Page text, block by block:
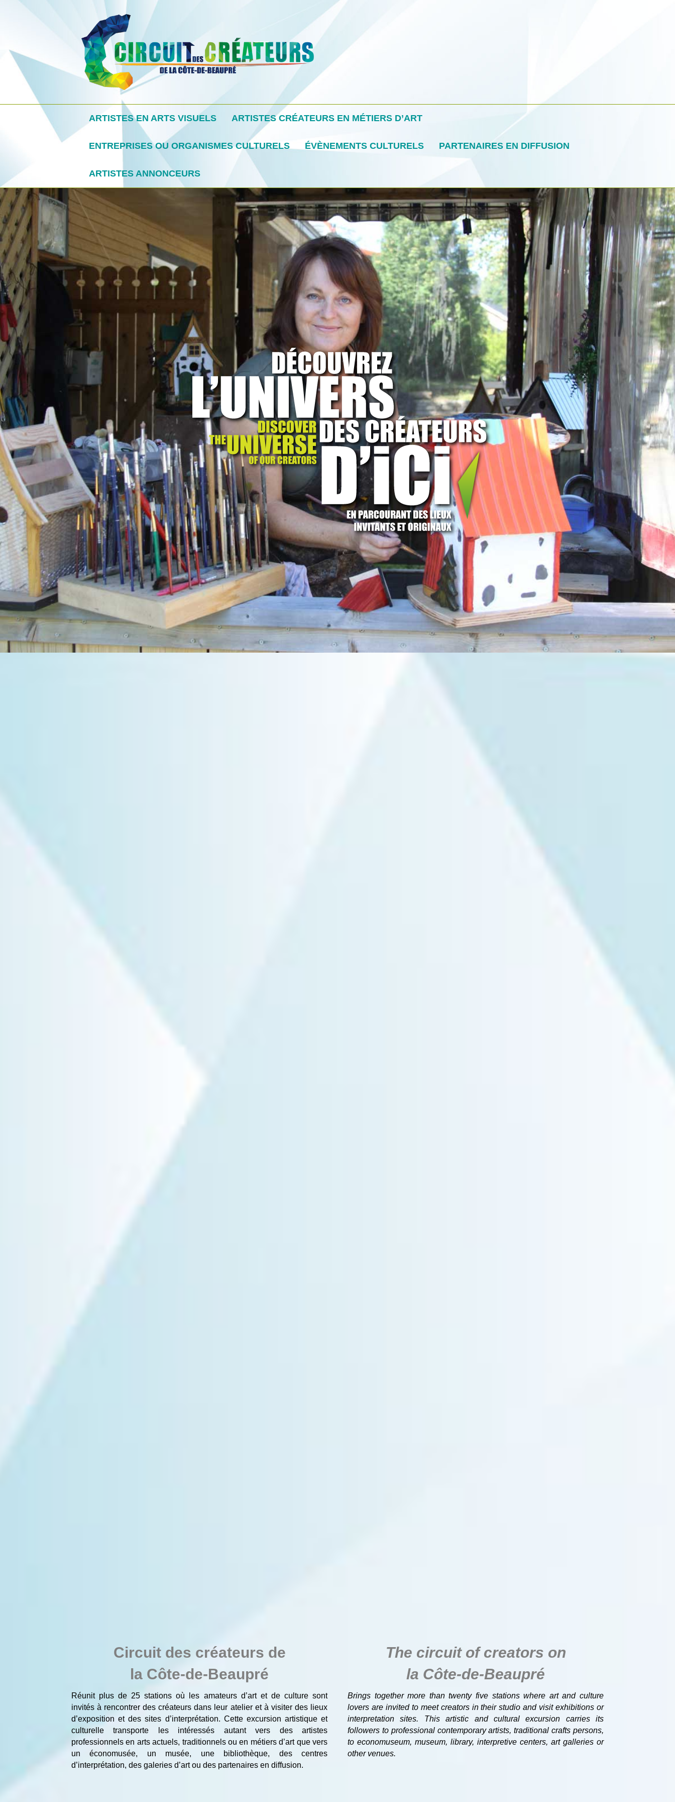
ARTISTES EN ARTS VISUELS ARTISTES CRÉATEURS EN MÉTIERS D’ART
ENTREPRISES OU ORGANISMES CULTURELS ÉVÈNEMENTS CULTURELS PARTENAIRES EN DIFFUSION
ARTISTES ANNONCEURS
Circuit des créateurs de
la Côte-de-Beaupré
Réunit plus de 25 stations où les amateurs d’art et de culture sont
invités à rencontrer des créateurs dans leur atelier et à visiter des lieux
d’exposition et des sites d’interprétation. Cette excursion artistique et
culturelle transporte les intéressés autant vers des artistes
professionnels en arts actuels, traditionnels ou en métiers d’art que vers
un économusée, un musée, une bibliothèque, des centres
d’interprétation, des galeries d’art ou des partenaires en diffusion.
The circuit of creators on
la Côte-de-Beaupré
Brings together more than twenty five stations where art and culture
lovers are invited to meet creators in their studio and visit exhibitions or
interpretation sites. This artistic and cultural excursion carries its
followers to professional contemporary artists, traditional crafts persons,
to economuseum, museum, library, interpretive centers, art galleries or
other venues.